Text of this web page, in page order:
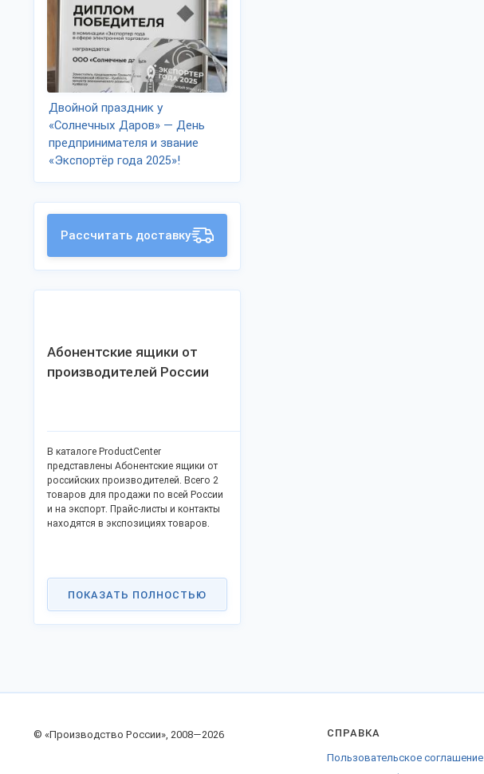
Двойной праздник у
«Солнечных Даров» — День
предпринимателя и звание
«Экспортёр года 2025»!
Рассчитать доставку
Абонентские ящики от
производителей России
В каталоге ProductCenter
представлены Абонентские ящики от
российских производителей. Всего 2
товаров для продажи по всей России
и на экспорт. Прайс-листы и контакты
находятся в экспозициях товаров.
ПОКАЗАТЬ ПОЛНОСТЬЮ
© «Производство России», 2008—2026 СПРАВКА
Пользовательское соглашение